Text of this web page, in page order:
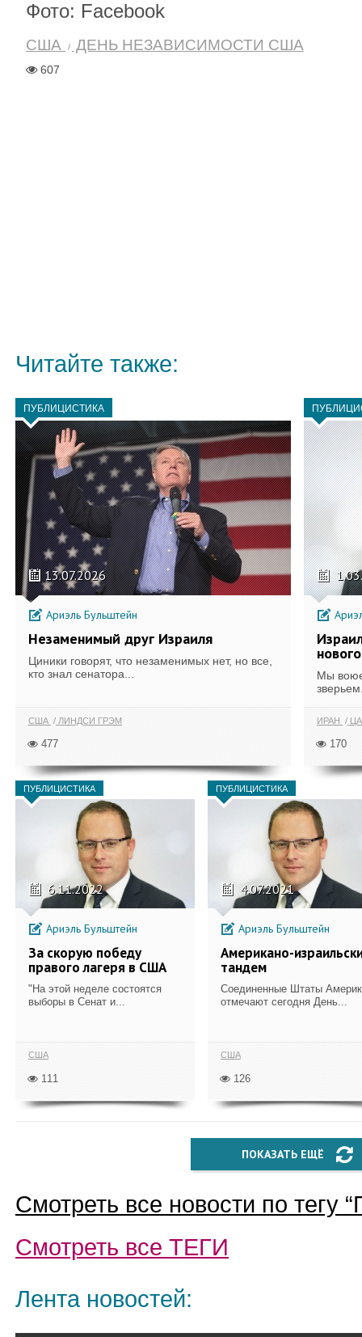
Фото: Facebook
США ДЕНЬ НЕЗАВИСИМОСТИ США
607
Читайте также:
ПУБЛИЦИСТИКА
13.07.2026
Ариэль Бульштейн
Незаменимый друг Израиля
Циники говорят, что незаменимых нет, но все,
кто знал сенатора...
США ЛИНДСИ ГРЭМ
477
Мы
ИРАН
170
ПУБЛИЦИСТИКА
6.11.2022
Ариэль Бульштейн
За скорую победу
правого лагеря в США
"На этой неделе состоятся
выборы в Сенат и...
США
111
ПУБЛИЦИСТИКА
4.07.2021
Ариэль Бульштейн
Американо-
тандем
Соединенные Штаты
отмечают сегодня День...
США
126
ПОКАЗАТЬ ЕЩЁ
Смотреть все новости по тегу “
Смотреть все ТЕГИ
Лента новостей: